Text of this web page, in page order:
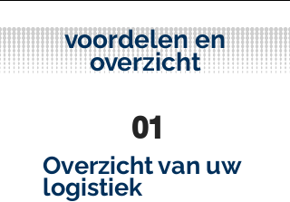
voordelen en
overzicht
01
Overzicht van uw
logistiek